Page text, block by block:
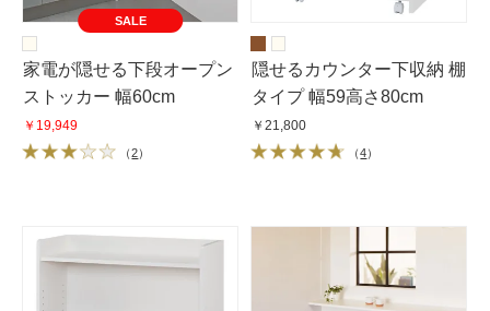
SALE
家電が隠せる下段オープン
ストッカー 幅60cm
￥19,949
（2）
隠せるカウンター下収納 棚
タイプ 幅59高さ80cm
￥21,800
（4）